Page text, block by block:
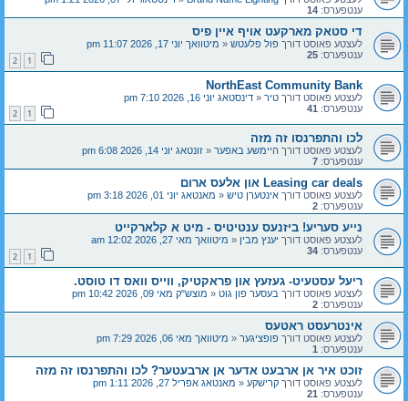
ענטפערס: 14
די סטאק מארקעט אויף איין פיס
לעצטע פאוסט דורך פול פלעטש « מיטוואך יוני 17, 2026 11:07 pm
ענטפערס: 25
1
2
NorthEast Community Bank
לעצטע פאוסט דורך טיר « דינסטאג יוני 16, 2026 7:10 pm
ענטפערס: 41
1
2
לכו והתפרנסו זה מזה
לעצטע פאוסט דורך היימשע באפער « זונטאג יוני 14, 2026 6:08 pm
ענטפערס: 7
Leasing car deals און אלעס ארום
לעצטע פאוסט דורך אינטערן טיש « מאנטאג יוני 01, 2026 3:18 pm
ענטפערס: 2
נייע סעריע! ביזנעס ענטיטיס - מיט א קלארקייט
לעצטע פאוסט דורך יענץ מבין « מיטוואך מאי 27, 2026 12:02 am
ענטפערס: 34
1
2
ריעל עסטעיט- געזעץ און פראקטיק, ווייס וואס דו טוסט.
לעצטע פאוסט דורך בעסער פון גוט « מוצש"ק מאי 09, 2026 10:42 pm
ענטפערס: 2
אינטרעסט ראטעס
לעצטע פאוסט דורך פופציגער « מיטוואך מאי 06, 2026 7:29 pm
ענטפערס: 1
זוכט איר אן ארבעט אדער אן ארבעטער? לכו והתפרנסו זה מזה
לעצטע פאוסט דורך קרישקע « מאנטאג אפריל 27, 2026 1:11 pm
ענטפערס: 21